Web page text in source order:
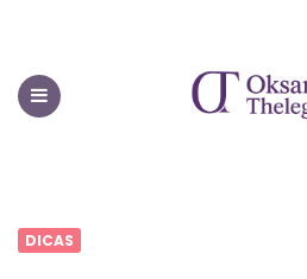
DICAS